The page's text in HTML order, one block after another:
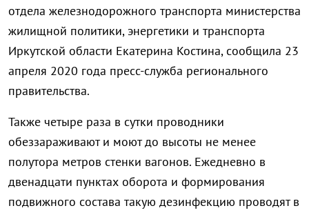
отдела железнодорожного транспорта министерства
жилищной политики, энергетики и транспорта
Иркутской области Екатерина Костина, сообщила 23
апреля 2020 года пресс-служба регионального
правительства.
Также четыре раза в сутки проводники
обеззараживают и моют до высоты не менее
полутора метров стенки вагонов. Ежедневно в
двенадцати пунктах оборота и формирования
подвижного состава такую дезинфекцию проводят в